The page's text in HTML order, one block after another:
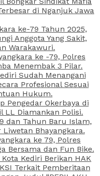
di Nganjuk Jawa
ke-79 Tahun 2025,
Anggota Yang Sakit,
Warakawuri.
ke -79, Polres
Menembak 3 Pilar.
Sudah Menangani
Profesional Sesuai
Hukum.
Pengedar Okerbaya di
LL Diamankan Polisi.
dan Tahun Baru Islam,
Bhayangkara.
ke 79, Polres
Bersama dan Fun Bike.
Kediri Berikan HAK
Terkait Pemberitaan